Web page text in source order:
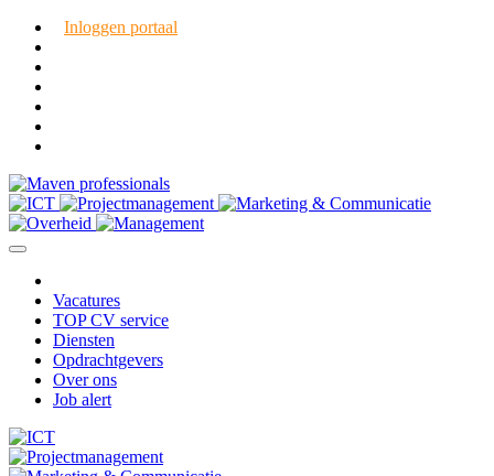
Inloggen portaal
Vacatures
TOP CV service
Diensten
Opdrachtgevers
Over ons
Job alert